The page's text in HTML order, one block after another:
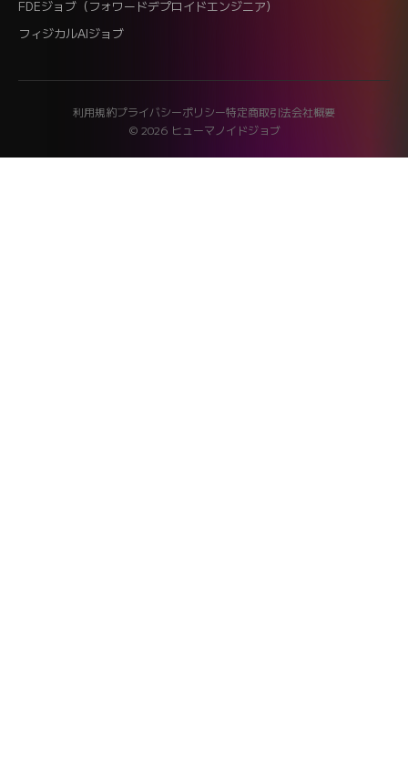
FDEジョブ（フォワードデプロイドエンジニア）
フィジカルAIジョブ
利用規約プライバシーポリシー特定商取引法会社概要
© 2026 ヒューマノイドジョブ